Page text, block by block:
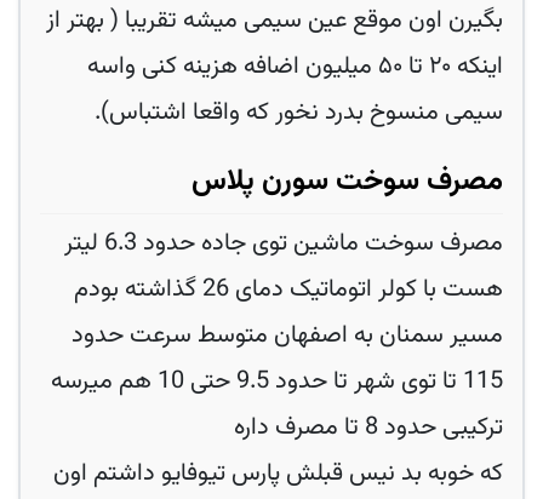
بگیرن اون موقع عین سیمی میشه تقریبا ( بهتر از
اینکه ۲۰ تا ۵۰ میلیون اضافه هزینه کنی واسه
سیمی منسوخ بدرد نخور که واقعا اشتباس).
مصرف سوخت سورن پلاس
مصرف سوخت ماشین توی جاده حدود 6.3 لیتر
هست با کولر اتوماتیک دمای 26 گذاشته بودم
مسیر سمنان به اصفهان متوسط سرعت حدود
115 تا توی شهر تا حدود 9.5 حتی 10 هم میرسه
ترکیبی حدود 8 تا مصرف داره
که خوبه بد نیس قبلش پارس تیوفایو داشتم اون